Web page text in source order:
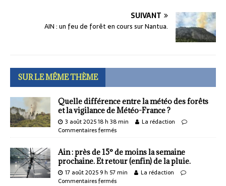
SUIVANT
AIN : un feu de forêt en cours sur Nantua.
SUR LE MÊME THÈME
Quelle différence entre la météo des forêts
et la vigilance de Météo-France ?
3 août 2025 18 h 38 min
La rédaction
Commentaires fermés
Ain : près de 15° de moins la semaine
prochaine. Et retour (enfin) de la pluie.
17 août 2025 9 h 57 min
La rédaction
Commentaires fermés